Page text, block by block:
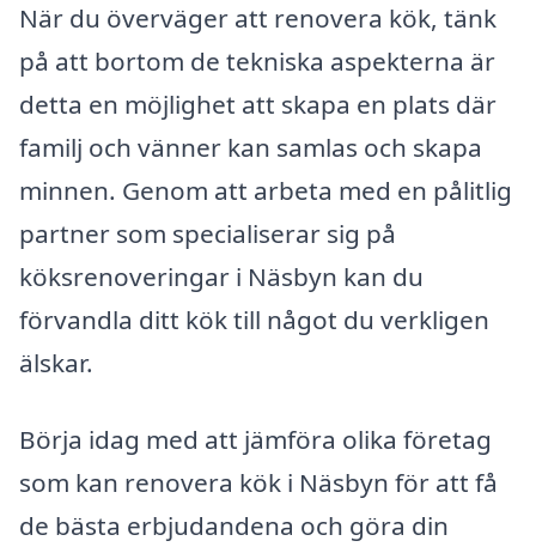
När du överväger att renovera kök, tänk
på att bortom de tekniska aspekterna är
detta en möjlighet att skapa en plats där
familj och vänner kan samlas och skapa
minnen. Genom att arbeta med en pålitlig
partner som specialiserar sig på
köksrenoveringar i Näsbyn kan du
förvandla ditt kök till något du verkligen
älskar.
Börja idag med att jämföra olika företag
som kan renovera kök i Näsbyn för att få
de bästa erbjudandena och göra din